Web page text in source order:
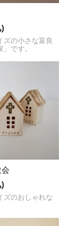
)
ズの小さな富良
です。
)
ズのおしゃれな